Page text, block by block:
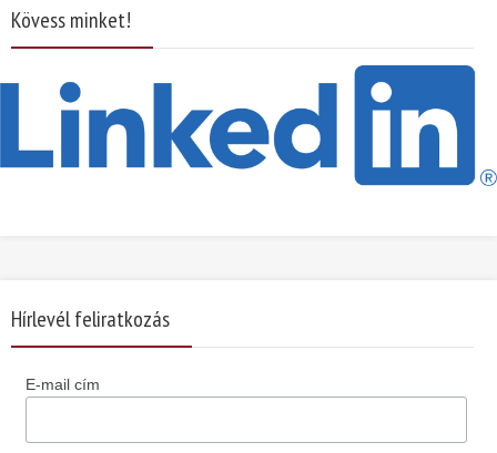
Kövess minket!
Hírlevél feliratkozás
E-mail cím